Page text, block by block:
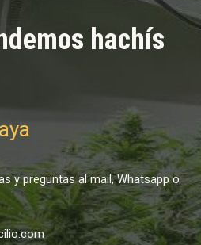
hachís
y preguntas al mail, Whatsapp o